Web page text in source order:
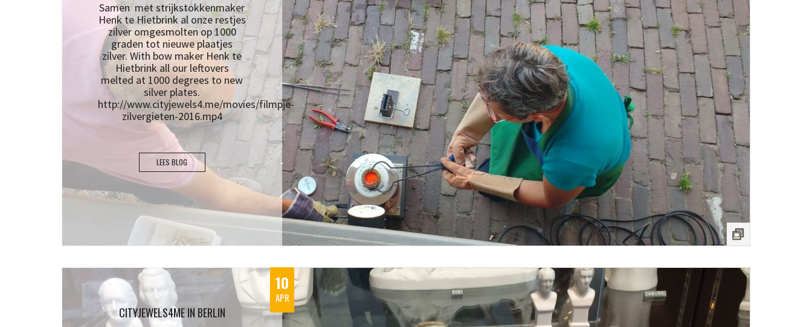
Samen met strijkstokkenmaker
Henk te Hietbrink al onze restjes
zilver omgesmolten op 1000
graden tot nieuwe plaatjes
zilver. With bow maker Henk te
Hietbrink all our leftovers
melted at 1000 degrees to new
silver plates.
http://www.cityjewels4.me/movies/filmpje-
zilvergieten-2016.mp4
LEES BLOG
10
APR
CITYJEWELS4ME IN BERLIN